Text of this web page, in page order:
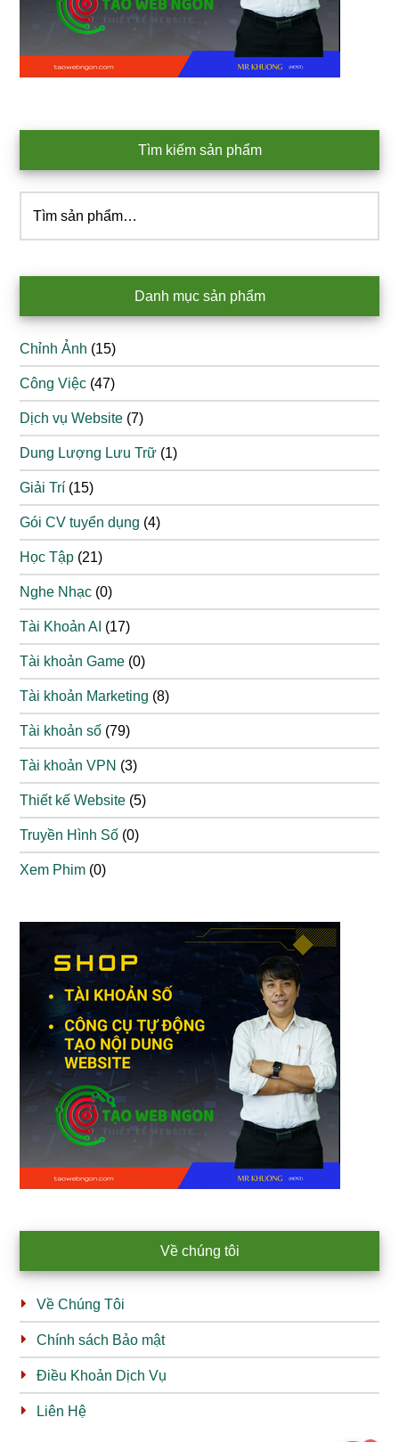
Tìm kiếm sản phẩm
kiếm:
Danh mục sản phẩm
Chỉnh Ảnh (15)
Công Việc (47)
Dịch vụ Website (7)
Dung Lượng Lưu Trữ (1)
Giải Trí (15)
Gói CV tuyển dụng (4)
Học Tập (21)
Nghe Nhạc (0)
Tài Khoản AI (17)
Tài khoản Game (0)
Tài khoản Marketing (8)
Tài khoản số (79)
Tài khoản VPN (3)
Thiết kế Website (5)
Truyền Hình Số (0)
Xem Phim (0)
Về chúng tôi
Về Chúng Tôi
Chính sách Bảo mật
Điều Khoản Dịch Vụ
Liên Hệ